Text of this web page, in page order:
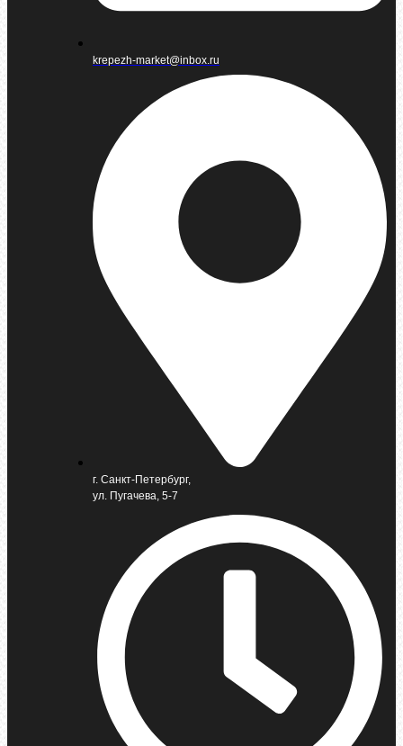
krepezh-market@inbox.ru
г. Санкт-Петербург,
ул. Пугачева, 5-7